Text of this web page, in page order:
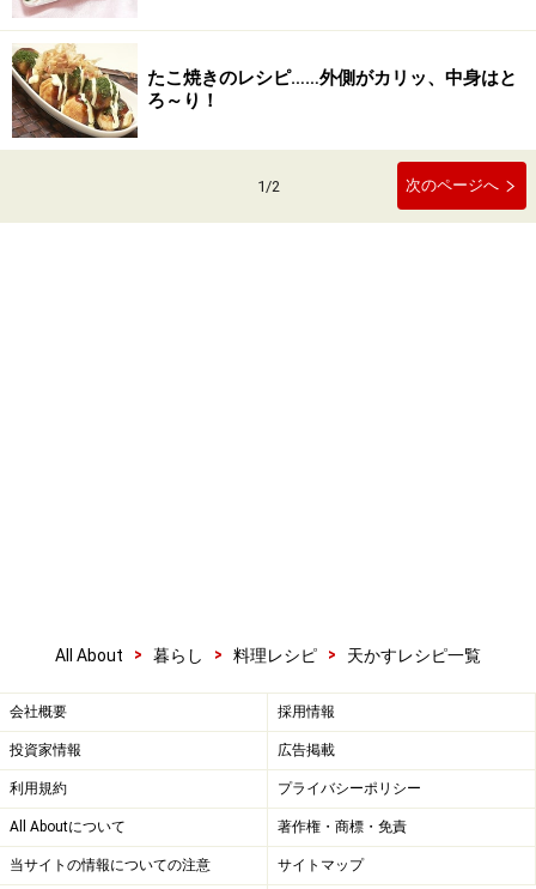
たこ焼きのレシピ……外側がカリッ、中身はと
ろ～り！
1/2 次のページへ
All About > 暮らし > 料理レシピ > 天かすレシピ一覧
会社概要 採用情報
投資家情報 広告掲載
利用規約 プライバシーポリシー
All Aboutについて 著作権・商標・免責
当サイトの情報についての注意 サイトマップ